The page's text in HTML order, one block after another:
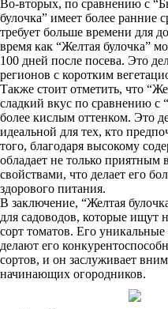
Во-вторых, по сравнению с
булочка” имеет более ранние
требует больше времени для
время как “Желтая булочка”
100 дней после посева. Это
регионов с коротким
Также стоит отметить, что
сладкий вкус по сравнению с
более кислым оттенком. Это
идеальной для тех, кто
того, благодаря высокому
обладает не только
свойствами, что делает его
здорового питания.
В заключение, “Желтая
для садоводов, которые ищут
сорт томатов. Его
делают его
сортов, и он заслуживает
начинающих огородников.